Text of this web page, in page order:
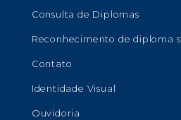
Consulta de Diplomas
Reconhecimento de diploma
Contato
Identidade Visual
Ouvidoria